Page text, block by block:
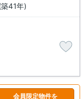
41年)
会員限定物件を